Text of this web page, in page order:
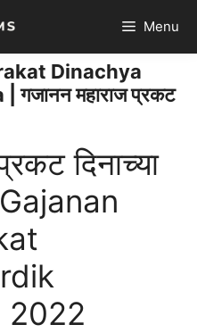
Menu
Dinachya
महाराज प्रकट
दिनाच्या
Gajanan
2022